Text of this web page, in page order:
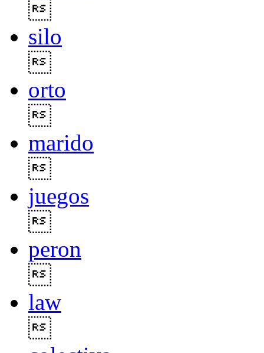
silo
orto
marido
juegos
peron
law